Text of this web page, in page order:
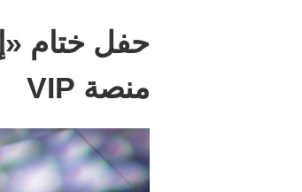
حفل ختام
منصة VIP